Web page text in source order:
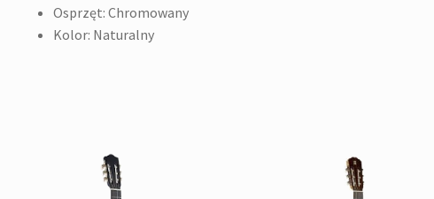
Osprzęt: Chromowany
Kolor: Naturalny